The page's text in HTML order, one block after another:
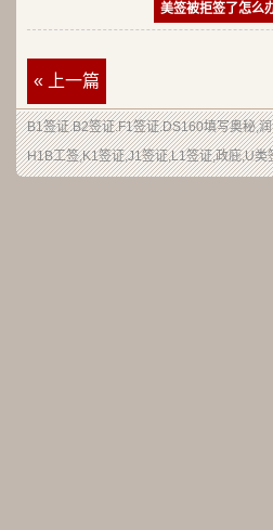
美签被拒签了怎么
« 上一篇
B1签证.B2签证.F1签证.DS160填写奥秘,
H1B工签,K1签证,J1签证,L1签证,政庇,U类